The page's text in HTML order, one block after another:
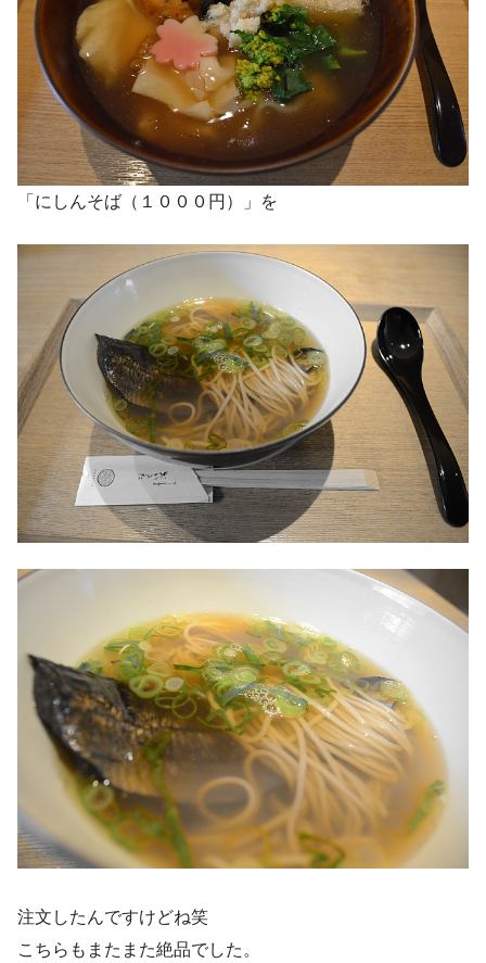
「にしんそば（１０００円）」を
注文したんですけどね笑
こちらもまたまた絶品でした。